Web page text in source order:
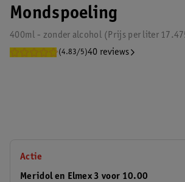
Mondspoeling
400ml - zonder alcohol Prijs per liter
(4.83/5)40 reviews
Actie
Meridol en Elmex 3 voor 10.00